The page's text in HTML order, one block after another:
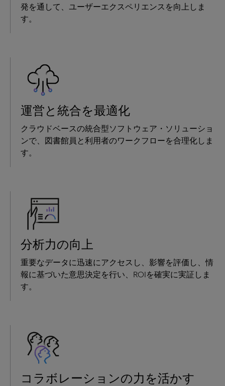
発を通して、ユーザーエクスペリエンスを向上しま
す。
運営と統合を最適化
クラウドベースの統合型ソフトウェア・ソリューショ
ンで、図書館員と利用者のワークフローを合理化しま
す。
分析力の向上
重要なデータに迅速にアクセスし、影響を評価し、情
報に基づいた意思決定を行い、ROIを確実に実証しま
す。
コラボレーションの力を活かす